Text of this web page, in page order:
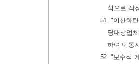
식으로 작
51. "이산화
당대상업
하여 이동
52. "보수적